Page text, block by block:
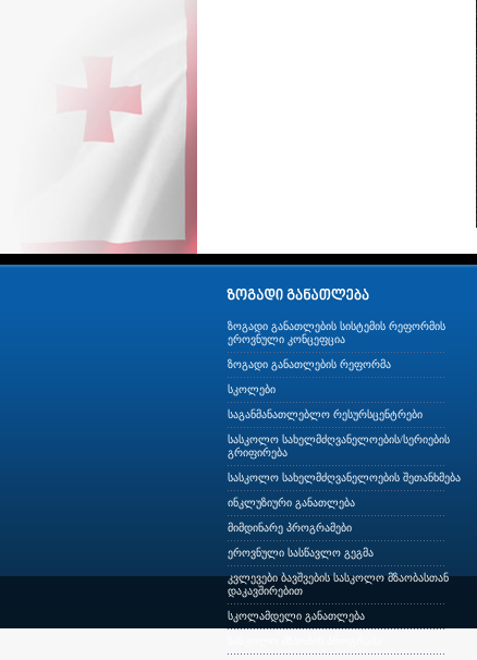
ზოგადი განათლების სისტემის რეფორმის
ეროვნული კონცეფცია
ზოგადი განათლების რეფორმა
სკოლები
საგანმანათლებლო რესურსცენტრები
სასკოლო სახელმძღვანელოების/სერიების
გრიფირება
სასკოლო სახელმძღვანელოების შეთანხმება
ინკლუზიური განათლება
მიმდინარე პროგრამები
ეროვნული სასწავლო გეგმა
კვლევები ბავშვების სასკოლო მზაობასთან
დაკავშირებით
სკოლამდელი განათლება